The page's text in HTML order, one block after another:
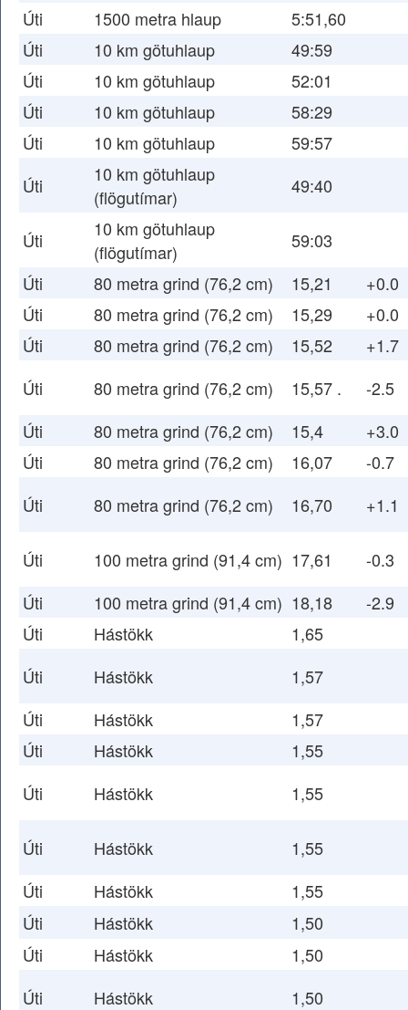
Úti
1500 metra hlaup
5:51,60
Úti
10 km götuhlaup
49:59
Úti
10 km götuhlaup
52:01
Úti
10 km götuhlaup
58:29
Úti
10 km götuhlaup
59:57
Úti
10 km götuhlaup
(flögutímar)
49:40
Úti
10 km götuhlaup
(flögutímar)
59:03
Úti
80 metra grind (76,2 cm) 15,21
+0.0
Úti
80 metra grind (76,2 cm) 15,29
+0.0
Úti
80 metra grind (76,2 cm) 15,52
+1.7
Úti
80 metra grind (76,2 cm) 15,57 .
-2.5
Úti
80 metra grind (76,2 cm) 15,4
+3.0
Úti
80 metra grind (76,2 cm) 16,07
-0.7
Úti
80 metra grind (76,2 cm) 16,70 +1.1
Úti 100 metra grind (91,4 cm) 17,61
-0.3
Úti
100 metra grind (91,4 cm) 18,18
-2.9
Úti
Hástökk
1,65
Úti
Hástökk
1,57
Úti
Hástökk
1,57
Úti
Hástökk
1,55
Úti
Hástökk 1,55
Úti Hástökk
1,55
Úti
Hástökk
1,55
Úti
Hástökk
1,50
Úti
Hástökk
1,50
Úti
Hástökk
1,50